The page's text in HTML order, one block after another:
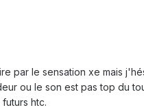
par le sensation xe mais
ou le son est pas top du
htc.